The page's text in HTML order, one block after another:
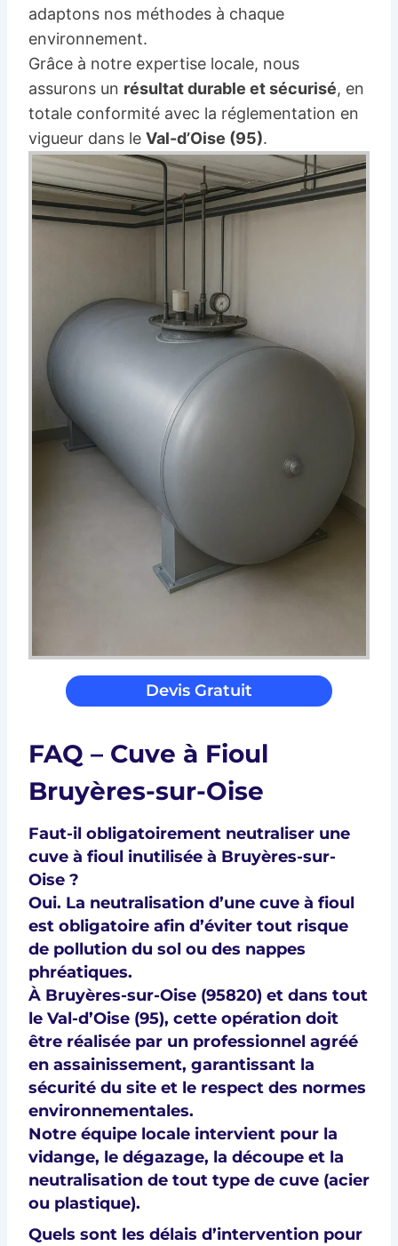
adaptons nos méthodes à chaque
environnement.
Grâce à notre expertise locale, nous
assurons un résultat durable et sécurisé, en
totale conformité avec la réglementation en
vigueur dans le Val-d’Oise (95).
Devis Gratuit
FAQ – Cuve à Fioul
Bruyères-sur-Oise
Faut-il obligatoirement neutraliser une
cuve à fioul inutilisée à Bruyères-sur-
Oise ?
Oui. La neutralisation d’une cuve à fioul
est obligatoire afin d’éviter tout risque
de pollution du sol ou des nappes
phréatiques.
À Bruyères-sur-Oise (95820) et dans tout
le Val-d’Oise (95), cette opération doit
être réalisée par un professionnel agréé
en assainissement, garantissant la
sécurité du site et le respect des normes
environnementales.
Notre équipe locale intervient pour la
vidange, le dégazage, la découpe et la
neutralisation de tout type de cuve (acier
ou plastique).
Quels sont les délais d’intervention pour